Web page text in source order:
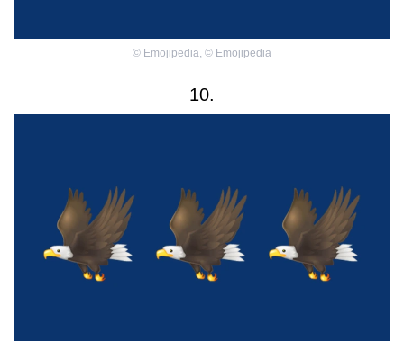
© Emojipedia © Emojipedia
10.